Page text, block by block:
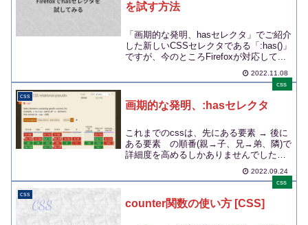
を試す方法
「画期的な発明、hasセレクタ」でご紹介
した新しいCSSセレクタである「:has()」
ですが、今のところFirefoxが対応して...
2022.11.08
css
css
画期的な発明、:hasセレクタ
これまでのcssは、先にある要素 → 後に
ある要素 の順番(親→子、兄→弟、隣)で
詳細度を高めるしかありませんでした。
2022.09.24
css
css
counter関数の使い方 [CSS]